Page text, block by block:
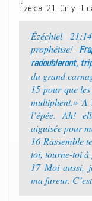
Ézékiel 21. On y lit
Ézéchiel
prophétise!
redoubleront,
du grand
15 pour que
multiplient.» A
l’épée. Ah!
aiguisée pour
16 Rassemble
toi, tourne-toi à
17 Moi aussi,
ma fureur.